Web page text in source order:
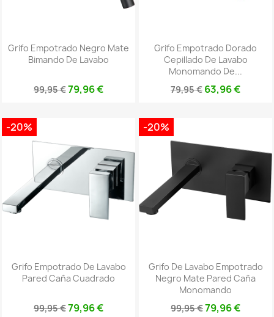
Grifo Empotrado Negro Mate
Bimando De Lavabo
99,95 €79,96 €
Grifo Empotrado Dorado
Cepillado De Lavabo
Monomando De...
79,95 € 63,96 €
Grifo Empotrado De Lavabo
Pared Caña Cuadrado
99,95 €79,96 €
-20%
Grifo De Lavabo Empotrado
Negro Mate Pared Caña
Monomando
99,95 €79,96 €
-20%